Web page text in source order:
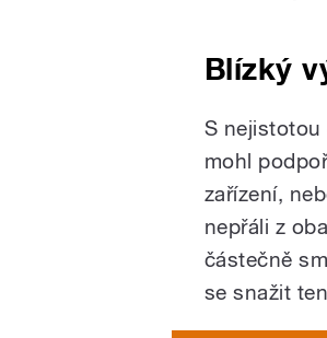
Blízký
S nejistotou
mohl
zařízení,
nepřáli z
částečně
se snažit